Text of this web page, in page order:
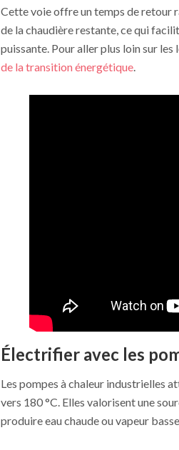
Cette voie offre un temps de retour
de la chaudière restante, ce qui
puissante. Pour aller plus loin sur
de la transition énergétique.
Électrifier avec les
Les pompes à chaleur industrielles
vers 180 °C. Elles valorisent une
produire eau chaude ou vapeur